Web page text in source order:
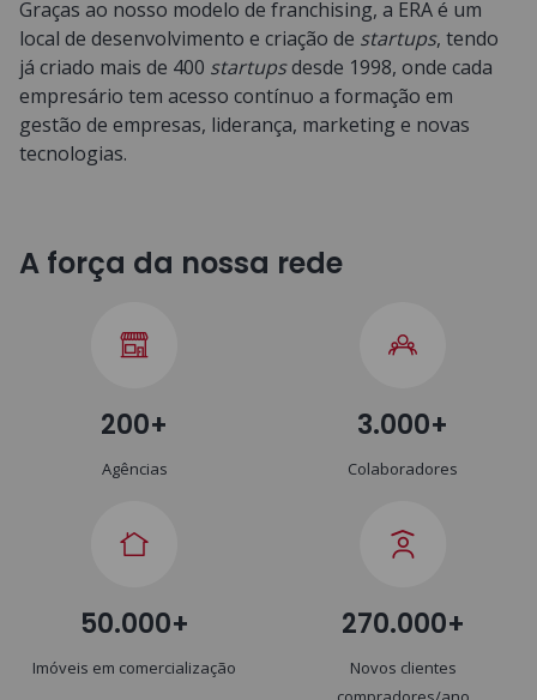
Graças ao nosso modelo de franchising, a ERA é um
local de desenvolvimento e criação de startups, tendo
já criado mais de 400 startupsdesde 1998, onde cada
empresário tem acesso contínuo a formação em
gestão de empresas, liderança, marketing e novas
tecnologias.
A força da nossa rede
200+
Agências
3.000+
Colaboradores
50.000+
Imóveis em comercialização
270.000+
Novos clientes